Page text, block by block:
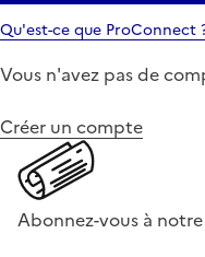
Qu'est-ce que ProConnect
Vous n'avez pas de
Créer un compte
Abonnez-vous à